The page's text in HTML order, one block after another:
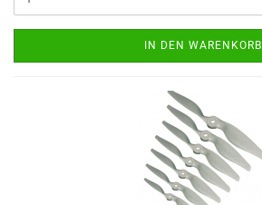
IN DEN WARENKORB